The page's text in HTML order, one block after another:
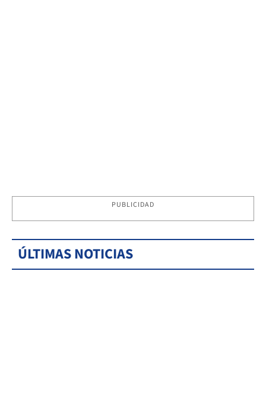
PUBLICIDAD
ÚLTIMAS NOTICIAS